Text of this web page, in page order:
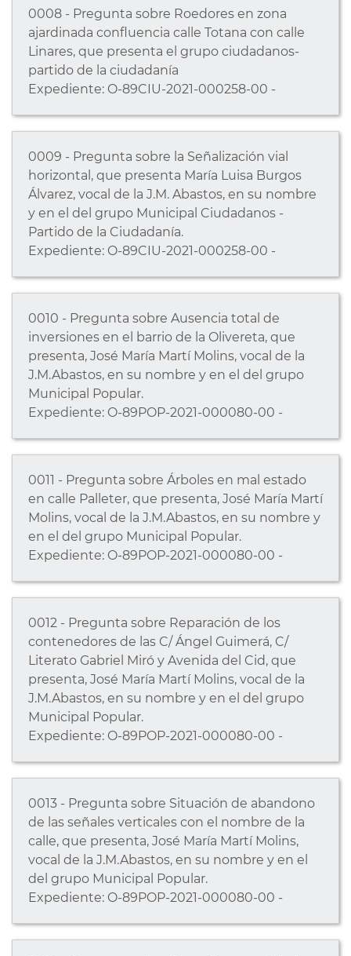
0008 - Pregunta sobre Roedores en zona
ajardinada confluencia calle Totana con calle
Linares, que presenta el grupo ciudadanos-
partido de la ciudadanía
Expediente: O-89CIU-2021-000258-00 -
0009 - Pregunta sobre la Señalización vial
horizontal, que presenta María Luisa Burgos
Álvarez, vocal de la J.M. Abastos, en su nombre
y en el del grupo Municipal Ciudadanos -
Partido de la Ciudadanía.
Expediente: O-89CIU-2021-000258-00 -
0010 - Pregunta sobre Ausencia total de
inversiones en el barrio de la Olivereta, que
presenta, José María Martí Molins, vocal de la
J.M.Abastos, en su nombre y en el del grupo
Municipal Popular.
Expediente: O-89POP-2021-000080-00 -
0011 - Pregunta sobre Árboles en mal estado
en calle Palleter, que presenta, José María Martí
Molins, vocal de la J.M.Abastos, en su nombre y
en el del grupo Municipal Popular.
Expediente: O-89POP-2021-000080-00 -
0012 - Pregunta sobre Reparación de los
contenedores de las C/ Ángel Guimerá, C/
Literato Gabriel Miró y Avenida del Cid, que
presenta, José María Martí Molins, vocal de la
J.M.Abastos, en su nombre y en el del grupo
Municipal Popular.
Expediente: O-89POP-2021-000080-00 -
0013 - Pregunta sobre Situación de abandono
de las señales verticales con el nombre de la
calle, que presenta, José María Martí Molins,
vocal de la J.M.Abastos, en su nombre y en el
del grupo Municipal Popular.
Expediente: O-89POP-2021-000080-00 -